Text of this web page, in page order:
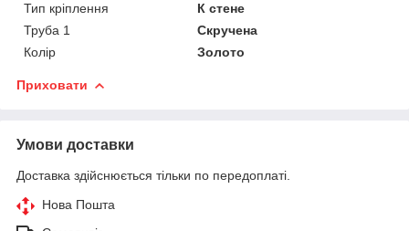
Тип кріплення
К стене
Труба 1
Скручена
Колір
Золото
Приховати
Умови доставки
Доставка здійснюється тільки по передоплаті.
Нова Пошта